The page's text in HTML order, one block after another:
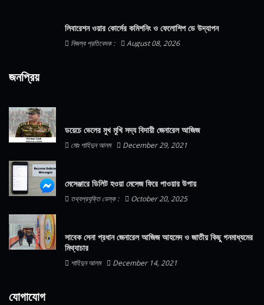
লিবারেশন ওয়ার কোর্সের কমিশনিং ও ফেলোশিপ ডে উদ্‌যাপন
নিজস্ব প্রতিবেদক : August 08, 2026
জনপ্রিয়
ডয়েচে ভেলের মুখ মুখি সদ্য বিদায়ী জেনারেল আজিজ
মোঃ শাহিদুন আলম December 29, 2021
মেসেঞ্জারে ডিলিট হওয়া মেসেজ ফিরে পাওয়ার উপায়
তথ্যপ্রযুক্তি ডেস্ক : October 20, 2025
সাবেক সেনা প্রধান জেনারেল আজিজ আহমেদ ও জাতীয় কিছু গনমাধ্যমের
মিথ্যাচার
শাহিদুন আলম December 14, 2021
যোগাযোগ